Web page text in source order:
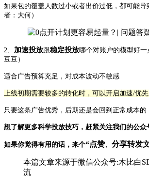
如果包的覆盖人数过小或者出价过低，都可能
者：大何）
2、 加速投放跟稳定投放哪个对账户的模型好
豆豆）
适合广告预算充足，对成本波动不敏感
上线初期需要较多的转化时，可以开启加速/优
只要这条广告优秀，后期还是会回到正常成本的
想了解更多科学投放技巧，赶紧关注我们的公众
如果你觉得有用的话，来个“点赞、 分享转发
本篇文章来源于微信公众号:木比白
流